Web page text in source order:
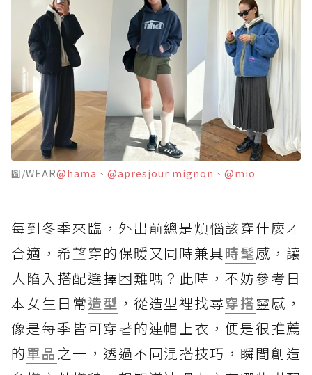
圖/WEAR@hama 、 @apresjour mignon 、 @mio
每到冬季來臨，外出前總是煩惱該穿什麼才
合適，希望穿的保暖又同時兼具時髦感，讓
人陷入搭配選擇困難嗎？此時，不妨參考日
本女生日常造型 ，從造型裡找尋穿搭靈感，
像是每季皆可穿著的連帽上衣，便是很推薦
的單品 之一，透過不同混搭技巧，瞬間創造